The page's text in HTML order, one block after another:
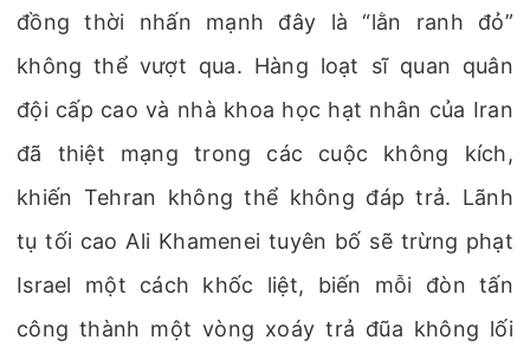
đồng thời nhấn mạnh đây là “lằn ranh đỏ”
không thể vượt qua. Hàng loạt sĩ quan quân
đội cấp cao và nhà khoa học hạt nhân của Iran
đã thiệt mạng trong các cuộc không kích,
khiến Tehran không thể không đáp trả. Lãnh
tụ tối cao Ali Khamenei tuyên bố sẽ trừng phạt
Israel một cách khốc liệt, biến mỗi đòn tấn
công thành một vòng xoáy trả đũa không lối